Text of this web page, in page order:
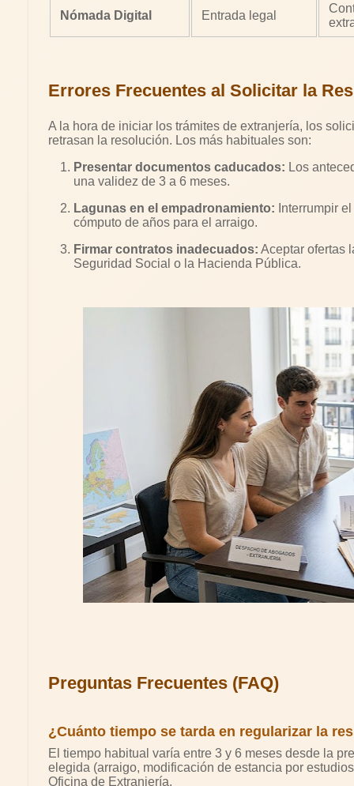
Nómada Digital Entrada legal
Errores Frecuentes al Solicitar la
A la hora de iniciar los trámites de extranjería, los
retrasan la resolución. Los más habituales son:
Presentar documentos caducados: Los
una validez de 3 a 6 meses.
Lagunas en el empadronamiento: Interrumpir
cómputo de años para el arraigo.
Firmar contratos inadecuados: Aceptar ofertas
Seguridad Social o la Hacienda Pública.
Preguntas Frecuentes (FAQ)
¿Cuánto tiempo se tarda en regularizar la
El tiempo habitual varía entre 3 y 6 meses desde la
elegida (arraigo, modificación de estancia por
Oficina de Extranjería.